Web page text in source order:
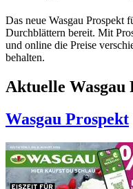
Das neue Wasgau Prospekt
Durchblättern bereit. Mit
und online die Preise
behalten.
Aktuelle Wasgau
Wasgau Prospekt